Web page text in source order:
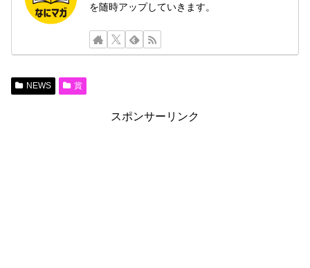
を随時アップしていきます。
NEWS 賞
スポンサーリンク